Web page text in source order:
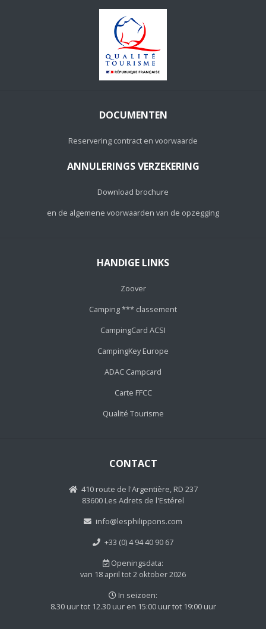
DOCUMENTEN
Reservering contract en voorwaarde
ANNULERINGS VERZEKERING
Download brochure
en de algemene voorwaarden van de opzegging
HANDIGE LINKS
Zoover
Camping *** classement
CampingCard ACSI
CampingKey Europe
ADAC Campcard
Carte FFCC
Qualité Tourisme
CONTACT
410 route de l'Argentière, RD 237
83600 Les Adrets de l'Estérel
info@lesphilippons.com
+33 (0) 4 94 40 90 67
Openingsdata:
van 18 april tot 2 oktober 2026
In seizoen:
8.30 uur tot 12.30 uur en 15:00 uur tot 19:00 uur